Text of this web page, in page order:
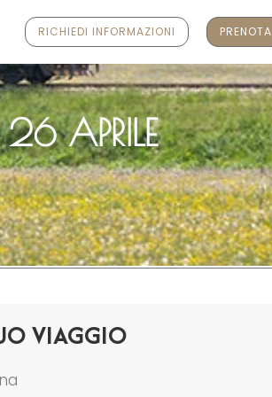
RICHIEDI INFORMAZIONI PRENOTA
APRILE
VIAGGIO